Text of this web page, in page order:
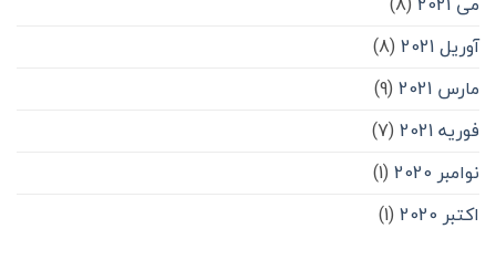
آوریل 2021
(8)
مارس 2021
(9)
فوریه 2021
(7)
نوامبر 2020
(1)
اکتبر 2020
(1)